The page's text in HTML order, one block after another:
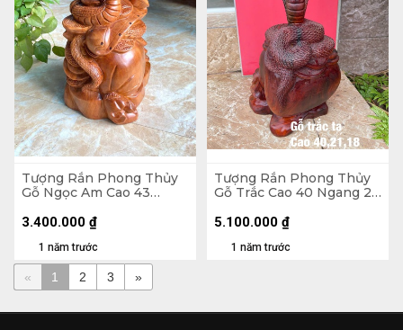
Tượng Rắn Phong Thủy
Gỗ Ngọc Am Cao 43
1 năm trước
3.400.000 ₫
Tượng Rắn Phong Thủy
Gỗ Trắc Cao 40 Ngang 21
1 năm trước
5.100.000 ₫
« 1 2 3 »